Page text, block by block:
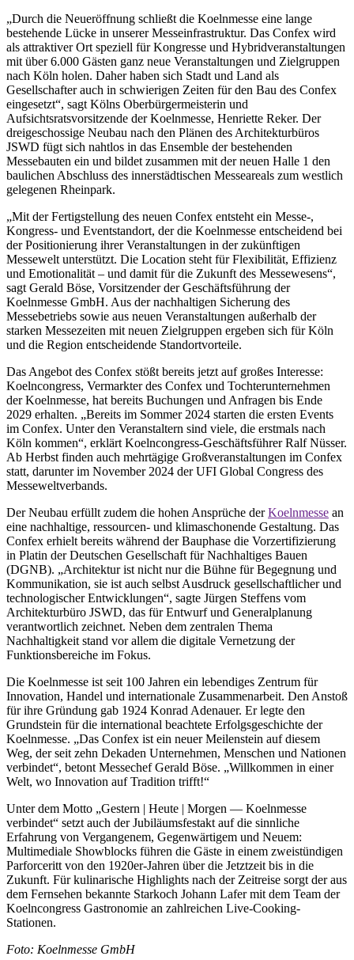
„Durch die Neueröffnung schließt die Koelnmesse eine lange
bestehende Lücke in unserer Messeinfrastruktur. Das Confex wird
als attraktiver Ort speziell für Kongresse und Hybridveranstaltungen
mit über 6.000 Gästen ganz neue Veranstaltungen und Zielgruppen
nach Köln holen. Daher haben sich Stadt und Land als
Gesellschafter auch in schwierigen Zeiten für den Bau des Confex
eingesetzt“, sagt Kölns Oberbürgermeisterin und
Aufsichtsratsvorsitzende der Koelnmesse, Henriette Reker. Der
dreigeschossige Neubau nach den Plänen des Architekturbüros
JSWD fügt sich nahtlos in das Ensemble der bestehenden
Messebauten ein und bildet zusammen mit der neuen Halle 1 den
baulichen Abschluss des innerstädtischen Messeareals zum westlich
gelegenen Rheinpark.
„Mit der Fertigstellung des neuen Confex entsteht ein Messe-,
Kongress- und Eventstandort, der die Koelnmesse entscheidend bei
der Positionierung ihrer Veranstaltungen in der zukünftigen
Messewelt unterstützt. Die Location steht für Flexibilität, Effizienz
und Emotionalität – und damit für die Zukunft des Messewesens“,
sagt Gerald Böse, Vorsitzender der Geschäftsführung der
Koelnmesse GmbH. Aus der nachhaltigen Sicherung des
Messebetriebs sowie aus neuen Veranstaltungen außerhalb der
starken Messezeiten mit neuen Zielgruppen ergeben sich für Köln
und die Region entscheidende Standortvorteile.
Das Angebot des Confex stößt bereits jetzt auf großes Interesse:
Koelncongress, Vermarkter des Confex und Tochterunternehmen
der Koelnmesse, hat bereits Buchungen und Anfragen bis Ende
2029 erhalten. „Bereits im Sommer 2024 starten die ersten Events
im Confex. Unter den Veranstaltern sind viele, die erstmals nach
Köln kommen“, erklärt Koelncongress-Geschäftsführer Ralf Nüsser.
Ab Herbst finden auch mehrtägige Großveranstaltungen im Confex
statt, darunter im November 2024 der UFI Global Congress des
Messeweltverbands.
Der Neubau erfüllt zudem die hohen Ansprüche derKoelnmesse an
eine nachhaltige, ressourcen- und klimaschonende Gestaltung. Das
Confex erhielt bereits während der Bauphase die Vorzertifizierung
in Platin der Deutschen Gesellschaft für Nachhaltiges Bauen
(DGNB). „Architektur ist nicht nur die Bühne für Begegnung und
Kommunikation, sie ist auch selbst Ausdruck gesellschaftlicher und
technologischer Entwicklungen“, sagte Jürgen Steffens vom
Architekturbüro JSWD, das für Entwurf und Generalplanung
verantwortlich zeichnet. Neben dem zentralen Thema
Nachhaltigkeit stand vor allem die digitale Vernetzung der
Funktionsbereiche im Fokus.
Die Koelnmesse ist seit 100 Jahren ein lebendiges Zentrum für
Innovation, Handel und internationale Zusammenarbeit. Den Anstoß
für ihre Gründung gab 1924 Konrad Adenauer. Er legte den
Grundstein für die international beachtete Erfolgsgeschichte der
Koelnmesse. „Das Confex ist ein neuer Meilenstein auf diesem
Weg, der seit zehn Dekaden Unternehmen, Menschen und Nationen
verbindet“, betont Messechef Gerald Böse. „Willkommen in einer
Welt, wo Innovation auf Tradition trifft!“
Unter dem Motto „Gestern | Heute | Morgen — Koelnmesse
verbindet“ setzt auch der Jubiläumsfestakt auf die sinnliche
Erfahrung von Vergangenem, Gegenwärtigem und Neuem:
Multimediale Showblocks führen die Gäste in einem zweistündigen
Parforceritt von den 1920er-Jahren über die Jetztzeit bis in die
Zukunft. Für kulinarische Highlights nach der Zeitreise sorgt der aus
dem Fernsehen bekannte Starkoch Johann Lafer mit dem Team der
Koelncongress Gastronomie an zahlreichen Live-Cooking-
Stationen.
Foto: Koelnmesse GmbH